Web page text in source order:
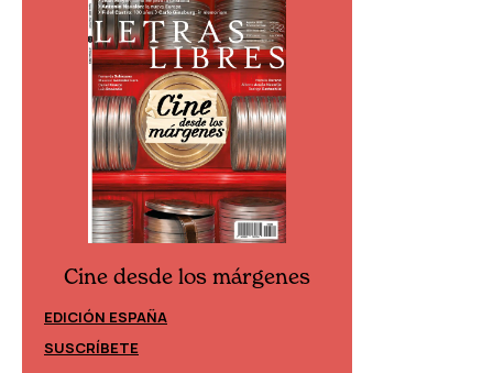
Cine desde los márgenes
EDICIÓN ESPAÑA
SUSCRÍBETE